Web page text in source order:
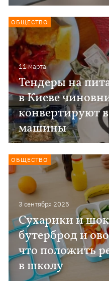
11 марта
Тендеры на
в Киеве
конвертируют
машины
ОБЩЕСТВО
3 сентября 2025
Сухарики и
бутерброд и
что положить
в школу
ОБЩЕСТВО